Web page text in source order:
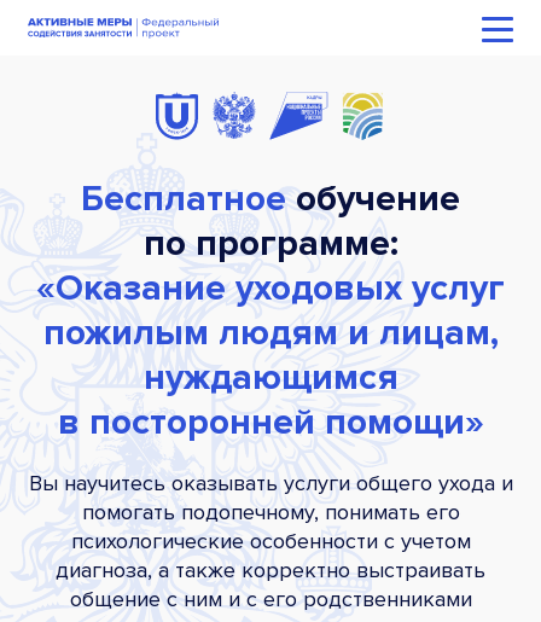
Бесплатноеобучение
по программе:
«Оказание уходовых услуг
пожилым людям и лицам,
нуждающимся
в посторонней помощи»
Вы научитесь оказывать услуги общего ухода и
помогать подопечному, понимать его
психологические особенности с учетом
диагноза, а также корректно выстраивать
общение с ним и с его родственниками